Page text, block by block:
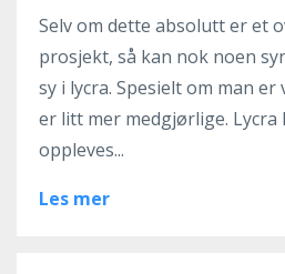
Selv om dette absolutt er et
prosjekt, så kan nok noen
sy i lycra. Spesielt om man
er litt mer medgjørlige. Lycra
oppleves...
Les mer